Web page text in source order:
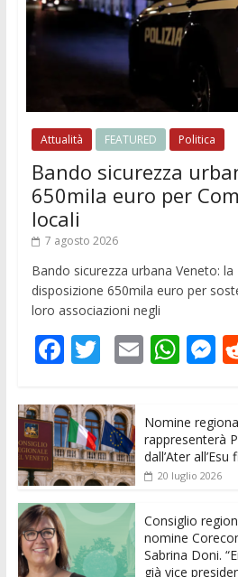
Attualità FEATURED Politica
Bando sicurezza
650mila euro per
locali
7 agosto 2026
Bando sicurezza urbana Veneto:
disposizione 650mila euro per
loro associazioni negli
F
e
b
o
o
k
T
itt
er
E
l
W
s
A
p
p
e
n
Nomine
rappresenterà
dall’Ater
20 luglio 2026
Consiglio
nomine
Sabrina Doni.
già vice